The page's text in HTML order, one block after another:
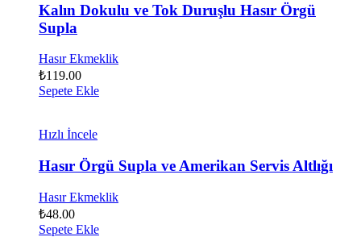
Kalın Dokulu ve Tok Duruşlu Hasır Örgü
Supla
Hasır Ekmeklik
₺119.00
Sepete Ekle
Hızlı İncele
Hasır Örgü Supla ve Amerikan Servis Altlığı
Hasır Ekmeklik
₺48.00
Sepete Ekle